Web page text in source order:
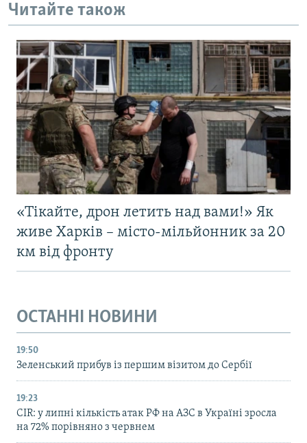
Читайте також
«Тікайте, дрон летить над вами!» Як
живе Харків – місто-мільйонник за 20
км від фронту
ОСТАННІ НОВИНИ
19:50
Зеленський прибув із першим візитом до Сербії
19:23
CIR: у липні кількість атак РФ на АЗС в Україні зросла
на 72% порівняно з червнем